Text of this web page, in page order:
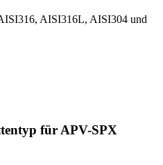
AISI316L, AISI304 und
für APV-SPX